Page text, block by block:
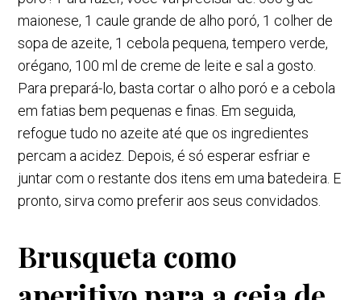
maionese, 1 caule grande de alho poró, 1 colher de
sopa de azeite, 1 cebola pequena, tempero verde,
orégano, 100 ml de creme de leite e sal a gosto.
Para prepará-lo, basta cortar o alho poró e a cebola
em fatias bem pequenas e finas. Em seguida,
refogue tudo no azeite até que os ingredientes
percam a acidez. Depois, é só esperar esfriar e
juntar com o restante dos itens em uma batedeira. E
pronto, sirva como preferir aos seus convidados.
Brusqueta como